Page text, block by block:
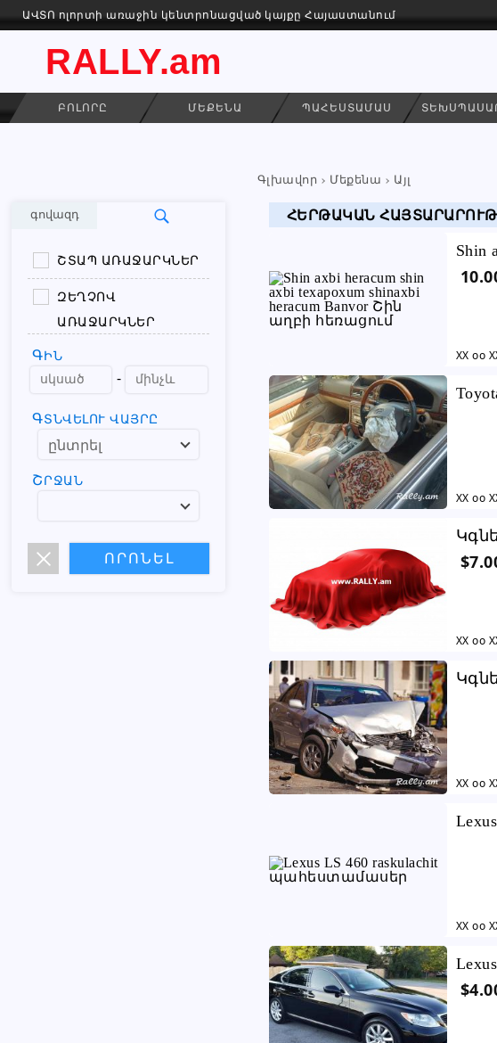
ԱՎՏՈ ոլորտի առաջին կենտրոնացված կայքը Հայաստանում
RALLY.am
ԲՈԼՈՐԸ ՄԵՔԵՆԱ ՊԱՀԵՍՏԱՄԱՍ
Գլխավոր Մեքենա Այլ
գովազդ
ՇՏԱՊ ԱՌԱՋԱՐԿՆԵՐ
ԶԵՂՉՈՎ
ԱՌԱՋԱՐԿՆԵՐ
ԳԻՆ
-
ԳՏՆՎԵԼՈՒ ՎԱՅՐԸ
ՇՐՋԱՆ
ՀԵՐԹԱԿԱՆ
Shin
XX oo
XX oo
XX oo
XX oo
XX oo